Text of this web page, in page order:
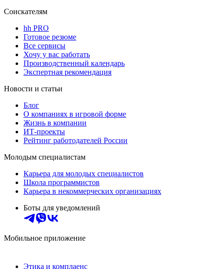
Соискателям
hh PRO
Готовое резюме
Все сервисы
Хочу у вас работать
Производственный календарь
Экспертная рекомендация
Новости и статьи
Блог
О компаниях в игровой форме
Жизнь в компании
ИТ-проекты
Рейтинг работодателей России
Молодым специалистам
Карьера для молодых специалистов
Школа программистов
Карьера в некоммерческих организациях
Боты для уведомлений
Мобильное приложение
Этика и комплаенс